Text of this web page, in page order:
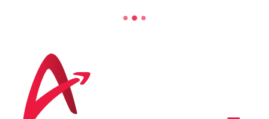
Aalter